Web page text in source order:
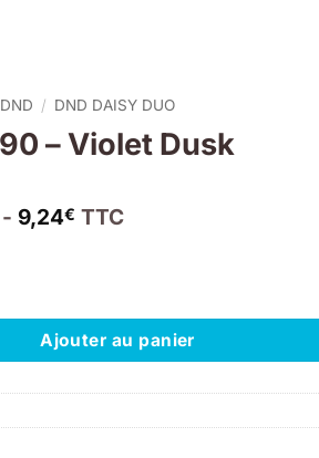
DND / DND DAISY DUO
– Violet Dusk
9,24€ TTC
Ajouter au panier